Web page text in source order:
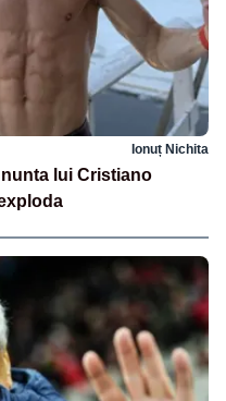
Ionuț Nichita
lui Cristiano